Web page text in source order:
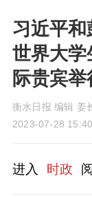
习近平
世界大学
际贵宾
衡水日报 编辑 姜
2023-07-28 15:40
进入 时政